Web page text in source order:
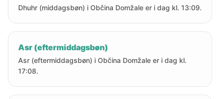
Dhuhr (middagsbøn) i Občina Domžale er i dag kl. 13:09.
Asr (eftermiddagsbøn)
Asr (eftermiddagsbøn) i Občina Domžale er i dag kl.
17:08.